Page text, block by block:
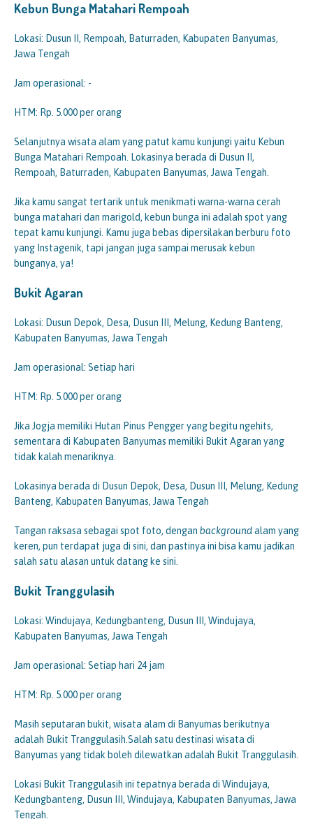
Kebun Bunga Matahari Rempoah
Lokasi: Dusun II, Rempoah, Baturraden, Kabupaten Banyumas,
Jawa Tengah
Jam operasional: -
HTM: Rp. 5.000 per orang
Selanjutnya wisata alam yang patut kamu kunjungi yaitu Kebun
Bunga Matahari Rempoah. Lokasinya berada di Dusun II,
Rempoah, Baturraden, Kabupaten Banyumas, Jawa Tengah.
Jika kamu sangat tertarik untuk menikmati warna-warna cerah
bunga matahari dan marigold, kebun bunga ini adalah spot yang
tepat kamu kunjungi. Kamu juga bebas dipersilakan berburu foto
yang Instagenik, tapi jangan juga sampai merusak kebun
bunganya, ya!
Bukit Agaran
Lokasi: Dusun Depok, Desa, Dusun III, Melung, Kedung Banteng,
Kabupaten Banyumas, Jawa Tengah
Jam operasional: Setiap hari
HTM: Rp. 5.000 per orang
Jika Jogja memiliki Hutan Pinus Pengger yang begitu ngehits,
sementara di Kabupaten Banyumas memiliki Bukit Agaran yang
tidak kalah menariknya.
Lokasinya berada di Dusun Depok, Desa, Dusun III, Melung, Kedung
Banteng, Kabupaten Banyumas, Jawa Tengah
Tangan raksasa sebagai spot foto, dengan backgroundalam yang
keren, pun terdapat juga di sini, dan pastinya ini bisa kamu jadikan
salah satu alasan untuk datang ke sini.
Bukit Tranggulasih
Lokasi: Windujaya, Kedungbanteng, Dusun III, Windujaya,
Kabupaten Banyumas, Jawa Tengah
Jam operasional: Setiap hari 24 jam
HTM: Rp. 5.000 per orang
Masih seputaran bukit, wisata alam di Banyumas berikutnya
adalah Bukit Tranggulasih.Salah satu destinasi wisata di
Banyumas yang tidak boleh dilewatkan adalah Bukit Tranggulasih.
Lokasi Bukit Tranggulasih ini tepatnya berada di Windujaya,
Kedungbanteng, Dusun III, Windujaya, Kabupaten Banyumas, Jawa
Tengah.